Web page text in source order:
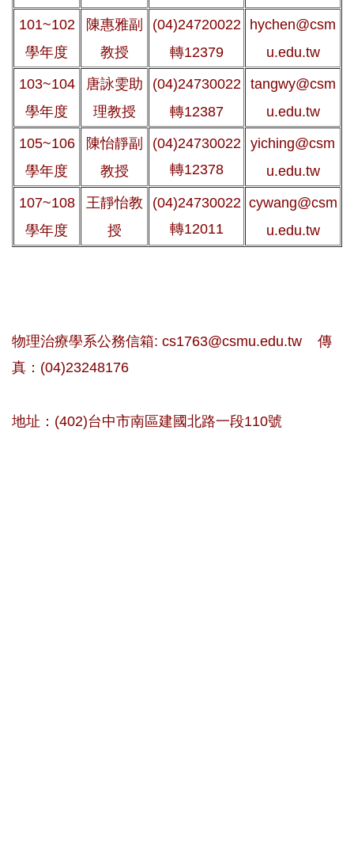
101~102
學年度
陳惠雅副
教授
(04)24720022
轉12379
hychen@csm
u.edu.tw
103~104
學年度
唐詠雯助
理教授
(04)24730022
轉12387
tangwy@csm
u.edu.tw
105~106
學年度
陳怡靜副
教授
(04)24730022
轉12378
yiching@csm
u.edu.tw
107~108
學年度
王靜怡教
授
(04)24730022
轉12011
cywang@csm
u.edu.tw
物理治療學系公務信箱: cs1763@csmu.edu.tw 傳
真：(04)23248176
地址：(402)台中市南區建國北路一段110號